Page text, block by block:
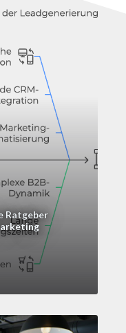
Ratgeber